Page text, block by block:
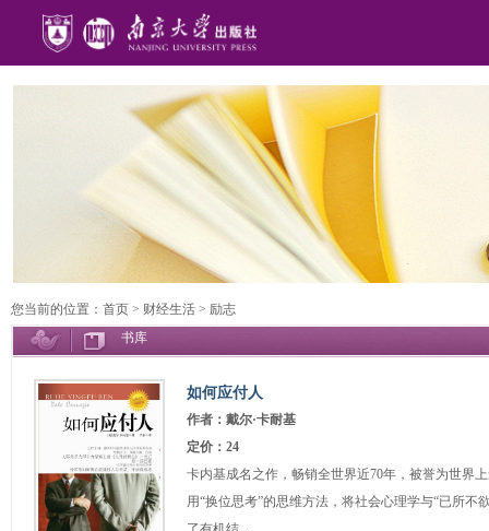
您当前的位置： 首页 > 财经生活 > 励志
书库
如何应付人
作者：戴尔·卡耐基
定价：24
卡内基成名之作，畅销全世界近70年，被誉为世界
用“换位思考”的思维方法，将社会心理学与“已所不